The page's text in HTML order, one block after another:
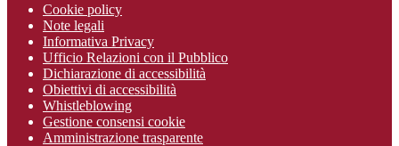
Cookie policy
Note legali
Informativa Privacy
Ufficio Relazioni con il Pubblico
Dichiarazione di accessibilità
Obiettivi di accessibilità
Whistleblowing
Gestione consensi cookie
Amministrazione trasparente